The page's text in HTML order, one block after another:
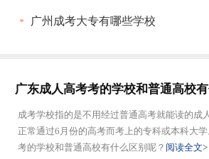
广州成考大专有哪些学校
广东成人高考考的学校和普通高校
成考学校指的是不用经过普通高考就能读的成
正常通过6月份的高考而考上的专科或本科大
考的学校和普通高校有什么区别呢？ 阅读全文>